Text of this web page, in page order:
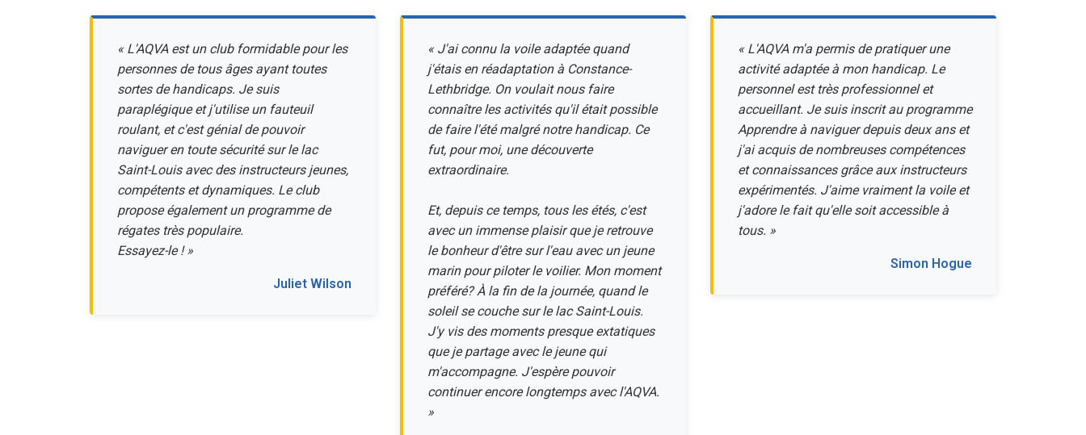
« L'AQVA est un club formidable pour les
personnes de tous âges ayant toutes
sortes de handicaps. Je suis
paraplégique et j'utilise un fauteuil
roulant, et c'est génial de pouvoir
naviguer en toute sécurité sur le lac
Saint-Louis avec des instructeurs jeunes,
compétents et dynamiques. Le club
propose également un programme de
régates très populaire.
Essayez-le ! »
Juliet Wilson
« J'ai connu la voile adaptée quand
j'étais en réadaptation à Constance-
Lethbridge. On voulait nous faire
connaître les activités qu'il était possible
de faire l'été malgré notre handicap. Ce
fut, pour moi, une découverte
extraordinaire.
Et, depuis ce temps, tous les étés, c'est
avec un immense plaisir que je retrouve
le bonheur d'être sur l'eau avec un jeune
marin pour piloter le voilier. Mon moment
préféré? À la fin de la journée, quand le
soleil se couche sur le lac Saint-Louis.
J'y vis des moments presque extatiques
que je partage avec le jeune qui
m'accompagne. J'espère pouvoir
continuer encore longtemps avec l'AQVA.
»
« L'AQVA m'a permis de pratiquer une
activité adaptée à mon handicap. Le
personnel est très professionnel et
accueillant. Je suis inscrit au programme
Apprendre à naviguer depuis deux ans et
j'ai acquis de nombreuses compétences
et connaissances grâce aux instructeurs
expérimentés. J'aime vraiment la voile et
j'adore le fait qu'elle soit accessible à
tous. »
Simon Hogue